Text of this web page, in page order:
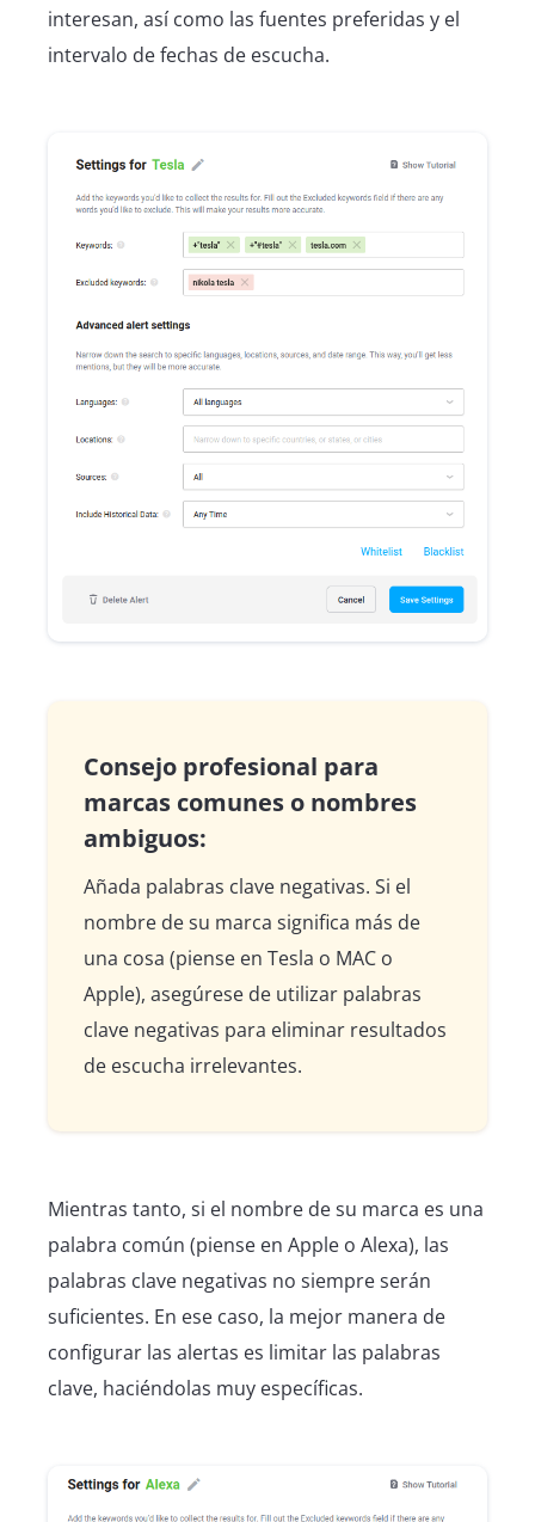
interesan, así como las fuentes preferidas y el
intervalo de fechas de escucha.
Consejo profesional para
marcas comunes o nombres
ambiguos:
Añada palabras clave negativas. Si el
nombre de su marca significa más de
una cosa (piense en Tesla o MAC o
Apple), asegúrese de utilizar palabras
clave negativas para eliminar resultados
de escucha irrelevantes.
Mientras tanto, si el nombre de su marca es una
palabra común (piense en Apple o Alexa), las
palabras clave negativas no siempre serán
suficientes. En ese caso, la mejor manera de
configurar las alertas es limitar las palabras
clave, haciéndolas muy específicas.